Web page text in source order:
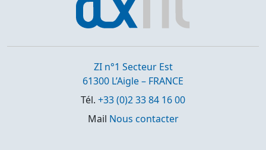
ZI n°1 Secteur Est
61300 L’Aigle – FRANCE
Tél. +33 (0)2 33 84 16 00
Mail Nous contacter